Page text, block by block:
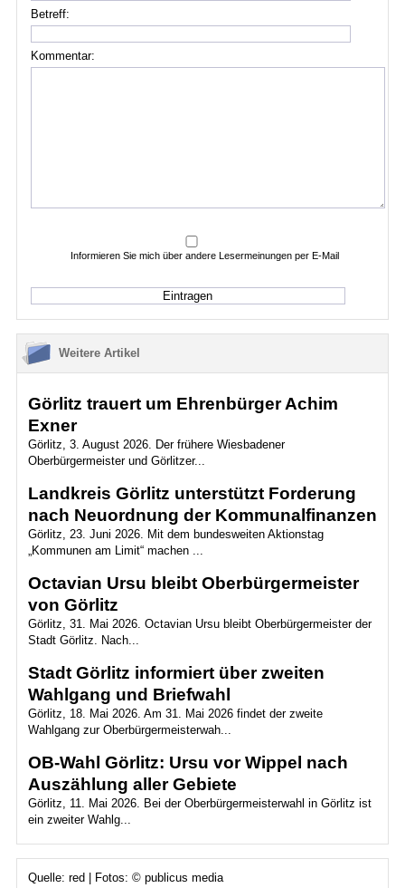
Betreff:
Kommentar:
Informieren Sie mich über andere Lesermeinungen per E-Mail
Weitere Artikel
Görlitz trauert um Ehrenbürger Achim
Exner
Görlitz, 3. August 2026. Der frühere Wiesbadener
Oberbürgermeister und Görlitzer...
Landkreis Görlitz unterstützt Forderung
nach Neuordnung der Kommunalfinanzen
Görlitz, 23. Juni 2026. Mit dem bundesweiten Aktionstag
„Kommunen am Limit“ machen ...
Octavian Ursu bleibt Oberbürgermeister
von Görlitz
Görlitz, 31. Mai 2026. Octavian Ursu bleibt Oberbürgermeister der
Stadt Görlitz. Nach...
Stadt Görlitz informiert über zweiten
Wahlgang und Briefwahl
Görlitz, 18. Mai 2026. Am 31. Mai 2026 findet der zweite
Wahlgang zur Oberbürgermeisterwah...
OB-Wahl Görlitz: Ursu vor Wippel nach
Auszählung aller Gebiete
Görlitz, 11. Mai 2026. Bei der Oberbürgermeisterwahl in Görlitz ist
ein zweiter Wahlg...
Quelle: red | Fotos: © publicus media